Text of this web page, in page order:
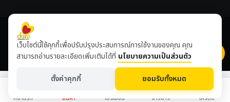
เข้าชมเดือนนี้ 8,506,974 ปีนี้ 8,643,617
เว็บไซต์นี้ใช้คุกกี้เพื่อปรับปรุงประสบการณ์การใช้งานของคุณ คุณ
สามารถอ่านรายละเอียดเพิ่มเติมได้ที่ นโยบายความเป็นส่วนตัว
ตั้งค่าคุกกี้ ยอมรับทั้งหมด
หน้าแรก สินค้า โปรโมชั่น ข่าวสาร เครดิต